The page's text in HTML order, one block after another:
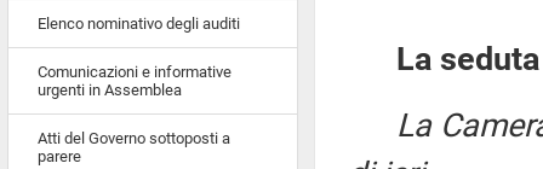
Elenco nominativo degli auditi
Comunicazioni e informative
urgenti in Assemblea
Atti del Governo sottoposti a
parere
La
La